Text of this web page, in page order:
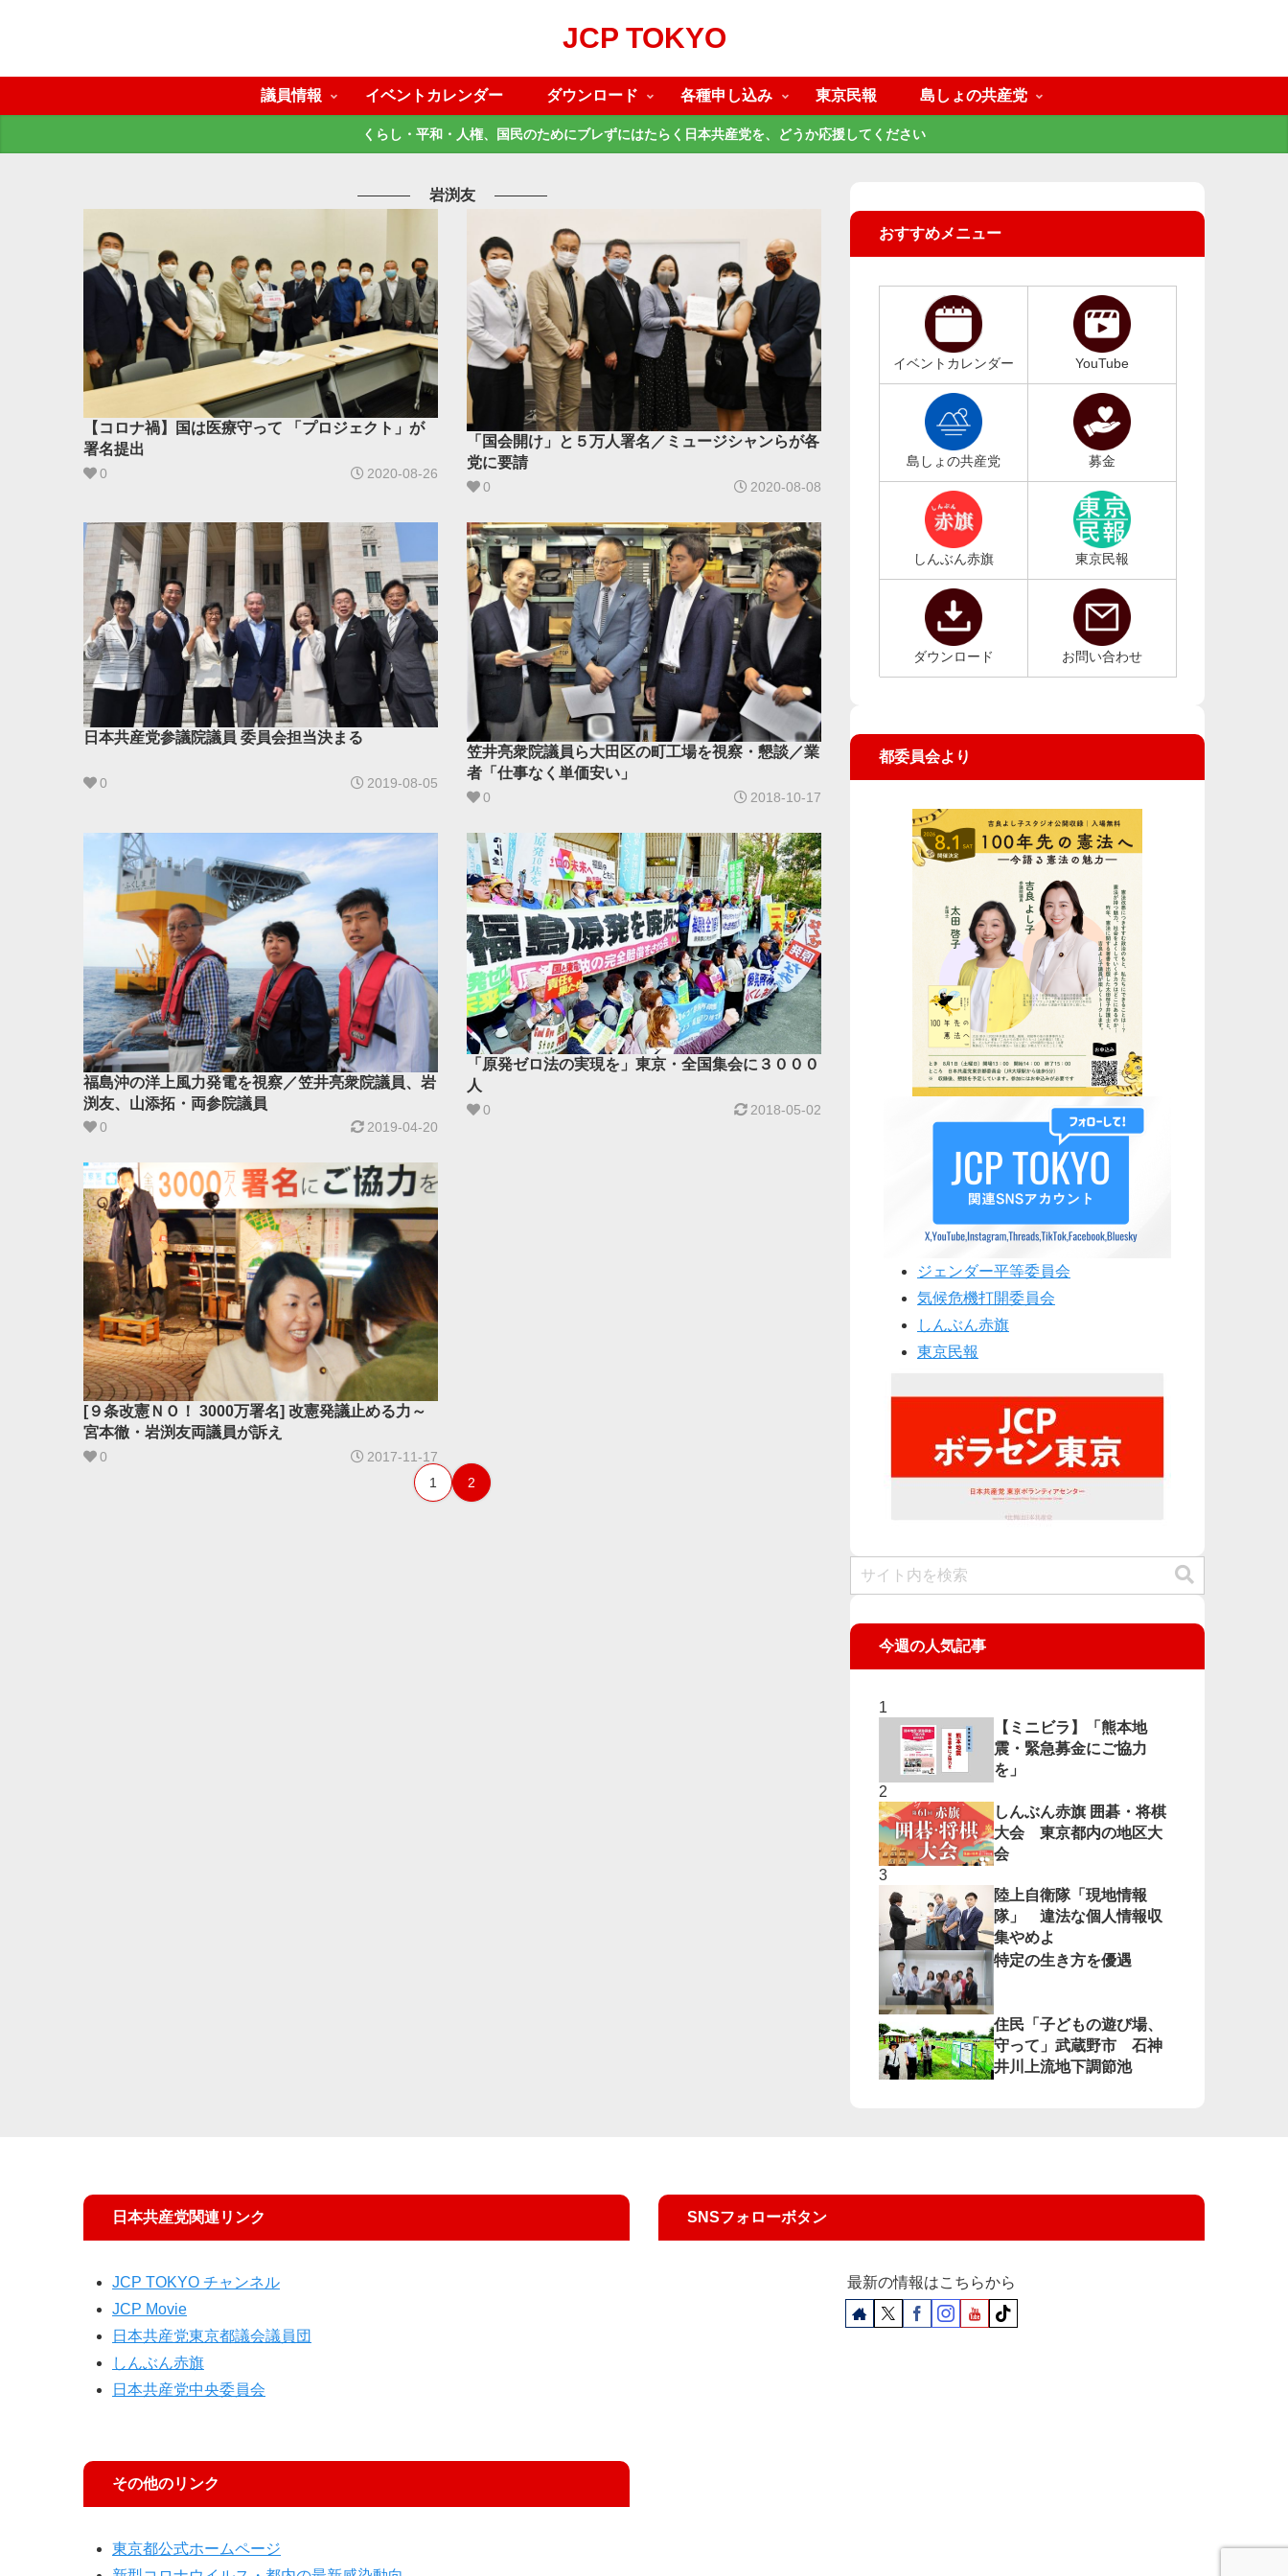
JCP TOKYO
議員情報 イベントカレンダー ダウンロード 各種申し込み 東京民報 島しょの共産党
くらし・平和・人権、国民のためにブレずにはたらく日本共産党を、どうか応援してください
岩渕友
【コロナ禍】国は医療守って 「プロジェクト」が
署名提出
0 2020-08-26
「国会開け」と５万人署名／ミュージシャンらが各
党に要請
0 2020-08-08
日本共産党参議院議員 委員会担当決まる
0 2019-08-05
笠井亮衆院議員ら大田区の町工場を視察・懇談／業
者「仕事なく単価安い」
0 2018-10-17
福島沖の洋上風力発電を視察／笠井亮衆院議員、岩
渕友、山添拓・両参院議員
0 2019-04-20
「原発ゼロ法の実現を」東京・全国集会に３０００
人
0 2018-05-02
[９条改憲ＮＯ！ 3000万署名] 改憲発議止める力～
宮本徹・岩渕友両議員が訴え
0
2017-11-17
1
2
おすすめメニュー
イベントカレンダー YouTube
島しょの共産党 募金
しんぶん赤旗 東京民報
ダウンロード お問い合わせ
都委員会より
ジェンダー平等委員会
気候危機打開委員会
しんぶん赤旗
東京民報
今週の人気記事
【ミニビラ】「熊本地
震・緊急募金にご協力
を」
しんぶん赤旗 囲碁・将棋
大会 東京都内の地区大
会
陸上自衛隊「現地情報
隊」 違法な個人情報収
集やめよ
特定の生き方を優遇
住民「子どもの遊び場、
守って」武蔵野市 石神
井川上流地下調節池
日本共産党関連リンク
JCP TOKYO チャンネル
JCP Movie
日本共産党東京都議会議員団
しんぶん赤旗
日本共産党中央委員会
その他のリンク
東京都公式ホームページ
SNSフォローボタン
最新の情報はこちらから